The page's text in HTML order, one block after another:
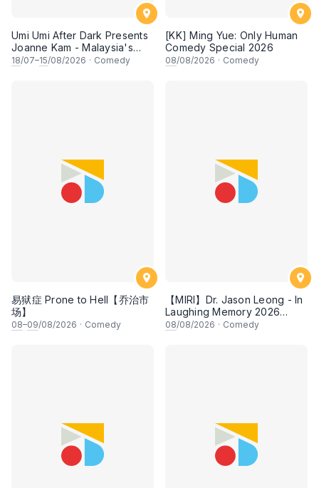
Umi Umi After Dark Presents
Joanne Kam - Malaysia's
Queen of Comedy
18/07–15/08/2026 · Comedy
[KK] Ming Yue: Only Human
Comedy Special 2026
08/08/2026 · Comedy
易狱症 Prone to Hell【乔治市
场】
08–09/08/2026 · Comedy
【MIRI】Dr. Jason Leong - In
Laughing Memory 2026
Comedy Special
08/08/2026 · Comedy